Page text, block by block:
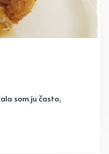
som ju často,